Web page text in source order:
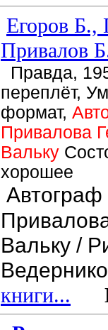
Егоров
Привалов
Правда,
переплёт,
формат,
Привалова
Вальку
хорошее
Вальку /
книги...